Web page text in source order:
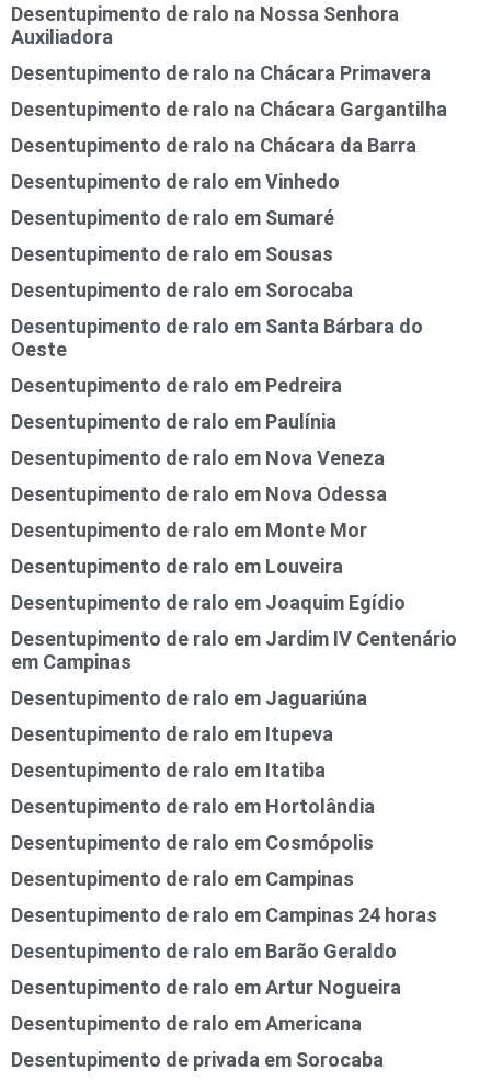
Desentupimento de ralo na Nossa Senhora
Auxiliadora
Desentupimento de ralo na Chácara Primavera
Desentupimento de ralo na Chácara Gargantilha
Desentupimento de ralo na Chácara da Barra
Desentupimento de ralo em Vinhedo
Desentupimento de ralo em Sumaré
Desentupimento de ralo em Sousas
Desentupimento de ralo em Sorocaba
Desentupimento de ralo em Santa Bárbara do
Oeste
Desentupimento de ralo em Pedreira
Desentupimento de ralo em Paulínia
Desentupimento de ralo em Nova Veneza
Desentupimento de ralo em Nova Odessa
Desentupimento de ralo em Monte Mor
Desentupimento de ralo em Louveira
Desentupimento de ralo em Joaquim Egídio
Desentupimento de ralo em Jardim IV Centenário
em Campinas
Desentupimento de ralo em Jaguariúna
Desentupimento de ralo em Itupeva
Desentupimento de ralo em Itatiba
Desentupimento de ralo em Hortolândia
Desentupimento de ralo em Cosmópolis
Desentupimento de ralo em Campinas
Desentupimento de ralo em Campinas 24 horas
Desentupimento de ralo em Barão Geraldo
Desentupimento de ralo em Artur Nogueira
Desentupimento de ralo em Americana
Desentupimento de privada em Sorocaba